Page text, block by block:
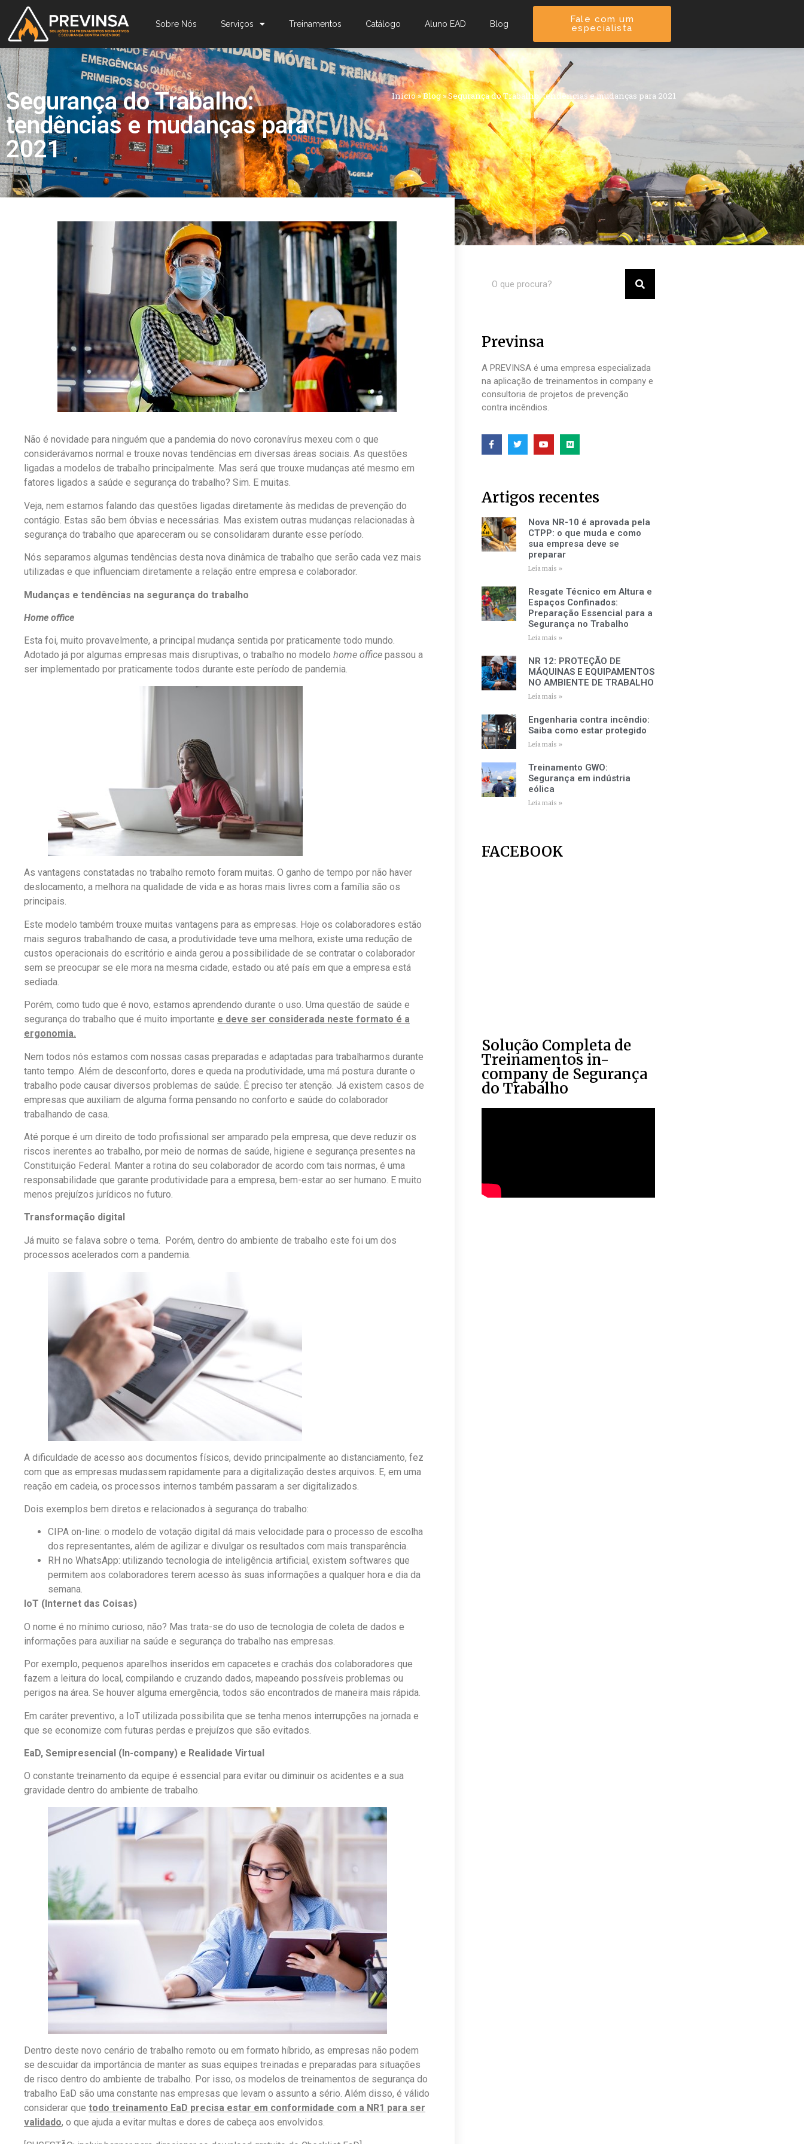
Sobre Nós Serviços Treinamentos Catálogo Aluno EAD Blog
Fale com um
especialista
Segurança do Trabalho:
tendências e mudanças para
2021
Início»Blog »Segurança do Trabalho: tendências e mudanças para 2021
Não é novidade para ninguém que a pandemia do novo coronavírus mexeu com o que
considerávamos normal e trouxe novas tendências em diversas áreas sociais. As questões
ligadas a modelos de trabalho principalmente. Mas será que trouxe mudanças até mesmo em
fatores ligados a saúde e segurança do trabalho? Sim. E muitas.
Veja, nem estamos falando das questões ligadas diretamente às medidas de prevenção do
contágio. Estas são bem óbvias e necessárias. Mas existem outras mudanças relacionadas à
segurança do trabalho que apareceram ou se consolidaram durante esse período.
Nós separamos algumas tendências desta nova dinâmica de trabalho que serão cada vez mais
utilizadas e que influenciam diretamente a relação entre empresa e colaborador.
Mudanças e tendências na segurança do trabalho
Home office
Esta foi, muito provavelmente, a principal mudança sentida por praticamente todo mundo.
Adotado já por algumas empresas mais disruptivas, o trabalho no modelo home office passou a
ser implementado por praticamente todos durante este período de pandemia.
As vantagens constatadas no trabalho remoto foram muitas. O ganho de tempo por não haver
deslocamento, a melhora na qualidade de vida e as horas mais livres com a família são os
principais.
Este modelo também trouxe muitas vantagens para as empresas. Hoje os colaboradores estão
mais seguros trabalhando de casa, a produtividade teve uma melhora, existe uma redução de
custos operacionais do escritório e ainda gerou a possibilidade de se contratar o colaborador
sem se preocupar se ele mora na mesma cidade, estado ou até país em que a empresa está
sediada.
Porém, como tudo que é novo, estamos aprendendo durante o uso. Uma questão de saúde e
segurança do trabalho que é muito importante e deve ser considerada neste formato é a
ergonomia.
Nem todos nós estamos com nossas casas preparadas e adaptadas para trabalharmos durante
tanto tempo. Além de desconforto, dores e queda na produtividade, uma má postura durante o
trabalho pode causar diversos problemas de saúde. É preciso ter atenção. Já existem casos de
empresas que auxiliam de alguma forma pensando no conforto e saúde do colaborador
trabalhando de casa.
Até porque é um direito de todo profissional ser amparado pela empresa, que deve reduzir os
riscos inerentes ao trabalho, por meio de normas de saúde, higiene e segurança presentes na
Constituição Federal. Manter a rotina do seu colaborador de acordo com tais normas, é uma
responsabilidade que garante produtividade para a empresa, bem-estar ao ser humano. E muito
menos prejuízos jurídicos no futuro.
Transformação digital
Já muito se falava sobre o tema. Porém, dentro do ambiente de trabalho este foi um dos
processos acelerados com a pandemia.
A dificuldade de acesso aos documentos físicos, devido principalmente ao distanciamento, fez
com que as empresas mudassem rapidamente para a digitalização destes arquivos. E, em uma
reação em cadeia, os processos internos também passaram a ser digitalizados.
Dois exemplos bem diretos e relacionados à segurança do trabalho:
CIPA on-line: o modelo de votação digital dá mais velocidade para o processo de escolha
dos representantes, além de agilizar e divulgar os resultados com mais transparência.
RH no WhatsApp: utilizando tecnologia de inteligência artificial, existem softwares que
permitem aos colaboradores terem acesso às suas informações a qualquer hora e dia da
semana.
IoT (Internet das Coisas)
O nome é no mínimo curioso, não? Mas trata-se do uso de tecnologia de coleta de dados e
informações para auxiliar na saúde e segurança do trabalho nas empresas.
Por exemplo, pequenos aparelhos inseridos em capacetes e crachás dos colaboradores que
fazem a leitura do local, compilando e cruzando dados, mapeando possíveis problemas ou
perigos na área. Se houver alguma emergência, todos são encontrados de maneira mais rápida.
Em caráter preventivo, a IoT utilizada possibilita que se tenha menos interrupções na jornada e
que se economize com futuras perdas e prejuízos que são evitados.
EaD, Semipresencial (In-company) e Realidade Virtual
O constante treinamento da equipe é essencial para evitar ou diminuir os acidentes e a sua
gravidade dentro do ambiente de trabalho.
Dentro deste novo cenário de trabalho remoto ou em formato híbrido, as empresas não podem
se descuidar da importância de manter as suas equipes treinadas e preparadas para situações
de risco dentro do ambiente de trabalho. Por isso, os modelos de treinamentos de segurança do
trabalho EaD são uma constante nas empresas que levam o assunto a sério. Além disso, é válido
considerar que todo treinamento EaD precisa estar em conformidade com a NR1 para ser
validado, o que ajuda a evitar multas e dores de cabeça aos envolvidos.
Previnsa
A PREVINSA é uma empresa especializada
na aplicação de treinamentos in company e
consultoria de projetos de prevenção
contra incêndios.
Artigos recentes
Nova NR-10 é aprovada pela
CTPP: o que muda e como
sua empresa deve se
preparar
Leia mais »
Resgate Técnico em Altura e
Espaços Confinados:
Preparação Essencial para a
Segurança no Trabalho
Leia mais »
NR 12: PROTEÇÃO DE
MÁQUINAS E EQUIPAMENTOS
NO AMBIENTE DE TRABALHO
Leia mais »
Engenharia contra incêndio:
Saiba como estar protegido
Leia mais »
Treinamento GWO:
Segurança em indústria
eólica
Leia mais »
FACEBOOK
Solução Completa de
Treinamentos in-
company de Segurança
do Trabalho